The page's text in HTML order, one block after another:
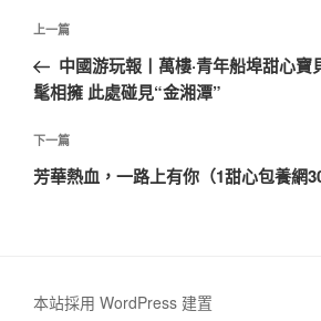
文
導
覽
上
一
篇
章
上一篇
中國游玩報丨萬樓·青年船埠甜心
髦相擁 此處碰見“金湘潭”
下
一
下一篇
芳華熱血，一路上有你（1甜心包養網30
本站採用 WordPress 建置